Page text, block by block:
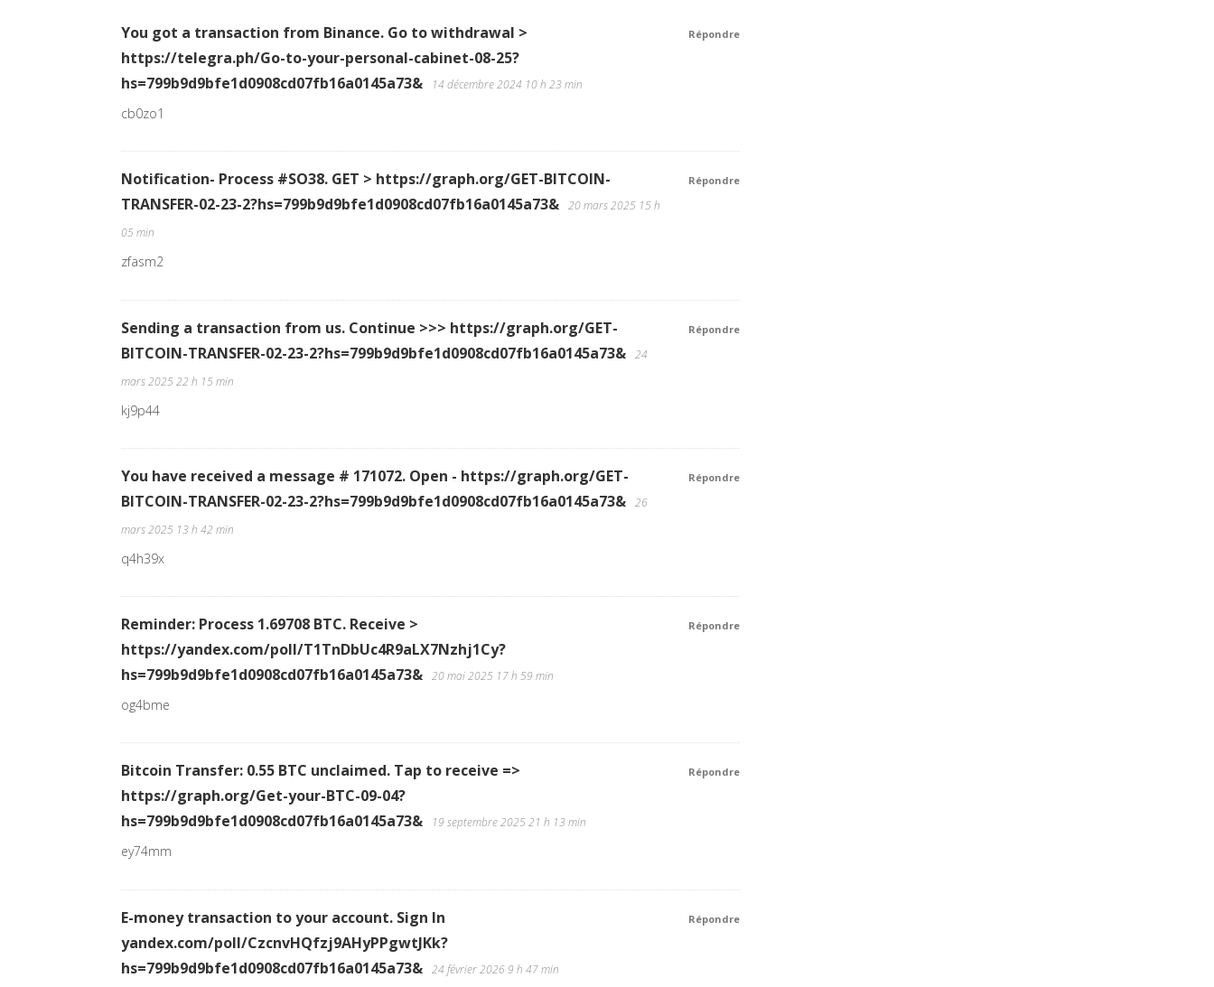
Répondre
You got a transaction from Binance. Gо tо withdrаwаl >
https://telegra.ph/Go-to-your-personal-cabinet-08-25?
hs=799b9d9bfe1d0908cd07fb16a0145a73&
14 décembre 2024 10 h 23 min
cb0zo1
Répondre
Notification- Process #SO38. GET > https://graph.org/GET-BITCOIN-
TRANSFER-02-23-2?hs=799b9d9bfe1d0908cd07fb16a0145a73&
20 mars 2025 15 h
05 min
zfasm2
Répondre
Sending a transaction from us. Continue >>> https://graph.org/GET-
BITCOIN-TRANSFER-02-23-2?hs=799b9d9bfe1d0908cd07fb16a0145a73&
24
mars 2025 22 h 15 min
kj9p44
Répondre
You have received a message # 171072. Open - https://graph.org/GET-
BITCOIN-TRANSFER-02-23-2?hs=799b9d9bfe1d0908cd07fb16a0145a73&
26
mars 2025 13 h 42 min
q4h39x
Répondre
Reminder: Process 1.69708 BTC. Receive >
https://yandex.com/poll/T1TnDbUc4R9aLX7Nzhj1Cy?
hs=799b9d9bfe1d0908cd07fb16a0145a73&
20 mai 2025 17 h 59 min
og4bme
Répondre
Bitcoin Transfer: 0.55 BTC unclaimed. Tap to receive =>
https://graph.org/Get-your-BTC-09-04?
hs=799b9d9bfe1d0908cd07fb16a0145a73&
19 septembre 2025 21 h 13 min
ey74mm
Répondre
E-money transaction to your account. Sign In
yandex.com/poll/CzcnvHQfzj9AHyPPgwtJKk?
hs=799b9d9bfe1d0908cd07fb16a0145a73&
24 février 2026 9 h 47 min